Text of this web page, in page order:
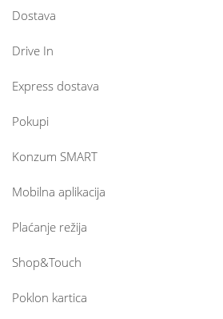
Dostava
Drive In
Express dostava
Pokupi
Konzum SMART
Mobilna aplikacija
Plaćanje režija
Shop&Touch
Poklon kartica